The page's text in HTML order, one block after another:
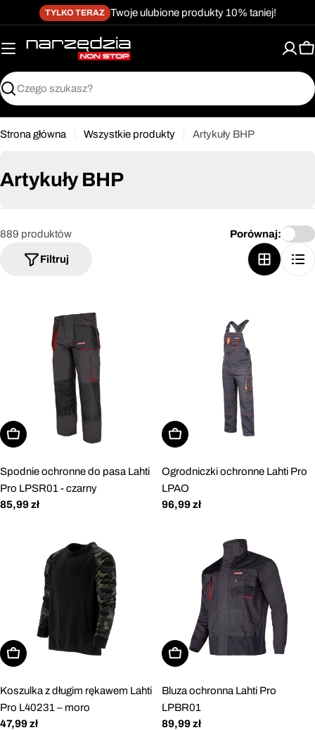
Przejdź do treści
Przejdź do menu
Przejdź do stopki
dostępności
do
treści
TYLKO TERAZ Twoje ulubione produkty 10% taniej!
Szukaj
Strona główna Wszystkie produkty Artykuły BHP
Artykuły BHP
889 produktów
Filtruj
Porównaj:
Wybierz opcje
Spodnie ochronne do pasa Lahti
Pro LPSR01 - czarny
Cena
85,99 zł
Wybierz opcje
Ogrodniczki ochronne Lahti Pro
LPAO
Cena
96,99 zł
Wybierz opcje
Koszulka z długim rękawem Lahti
Pro L40231 – moro
Cena
47,99 zł
Wybierz opcje
Bluza ochronna Lahti Pro
LPBR01
Cena
89,99 zł